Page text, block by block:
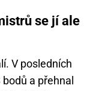
se jí ale
V posledních
a přehnal